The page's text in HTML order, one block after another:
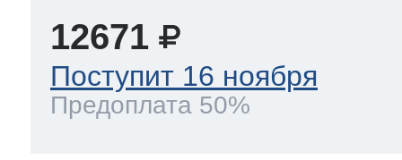
12671
Поступит 16 ноября
Предоплата 50%